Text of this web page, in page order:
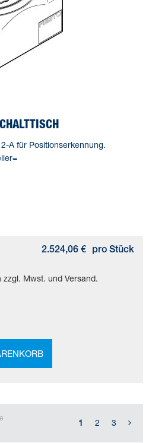
A für Positionserkennung.
2.524,06 € pro Stück
Mwst. und Versand.
1 2 3